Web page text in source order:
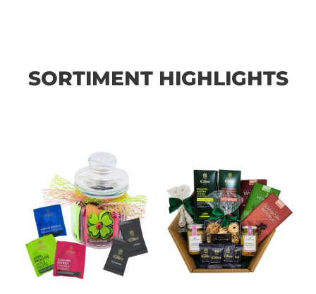
SORTIMENT HIGHLIGHTS